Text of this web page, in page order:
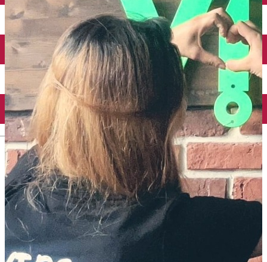
English
Închirieri auto
Închirieri biciclete
Taxi
Încărcare vehicule electrice